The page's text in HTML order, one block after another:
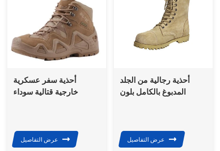
أحذية سفر عسكرية
خارجية قتالية سوداء
عرض التفاصيل
أحذية رجالية من الجلد
المدبوغ بالكامل بلون
عرض التفاصيل